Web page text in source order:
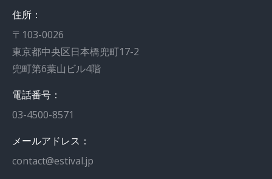
住所：
〒103-0026
東京都中央区日本橋兜町17-2
兜町第6葉山ビル4階
電話番号：
03-4500-8571
メールアドレス：
contact@estival.jp